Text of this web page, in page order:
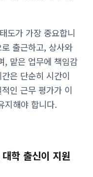
도가 가장 중요합니
출근하고, 상사와
, 맡은 업무에 책임감
은 단순히 시간이
인 근무 평가가 이
지해야 합니다.
학 출신이 지원